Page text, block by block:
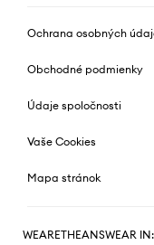
Ochrana osobných
Obchodné podmienky
Údaje spoločnosti
Vaše Cookies
Mapa stránok
WEARETHEANSWEAR IN: